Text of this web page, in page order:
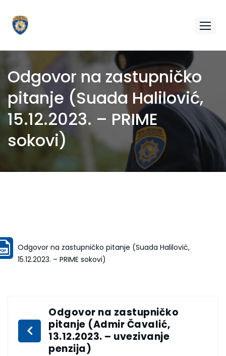
Odgovor na zastupničko
pitanje (Suada Halilović,
15.12.2023. – PRIME
sokovi)
Odgovor na zastupničko pitanje (Suada Halilović,
15.12.2023. – PRIME sokovi)
Odgovor na zastupničko
pitanje (Admir Čavalić,
13.12.2023. – uvezivanje
penzija)